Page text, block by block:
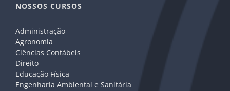
NOSSOS CURSOS
Administração
Agronomia
Ciências Contábeis
Direito
Educação Física
Engenharia Ambiental e Sanitária